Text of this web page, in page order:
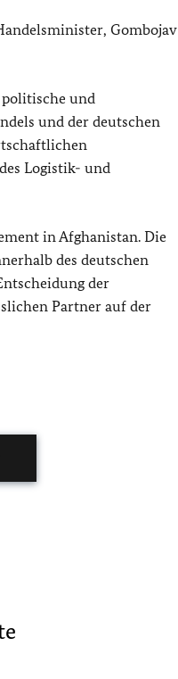
Gombojav
und
und der deutschen
Logistik- und
in Afghanistan. Die
des deutschen
der
Partner auf der